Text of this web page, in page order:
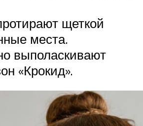
щеткой
места.
выполаскивают
«Крокид».